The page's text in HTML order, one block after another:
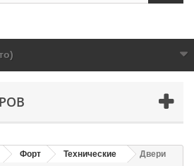
Форт Технические
Двери